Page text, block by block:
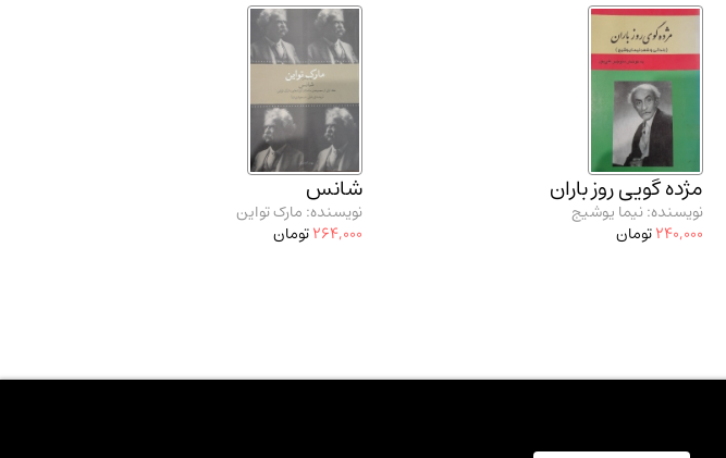
مژده گویی روز باران
نویسنده: نیما یوشیج
240,000تومان
شانس
نویسنده: مارک تواین
264,000تومان